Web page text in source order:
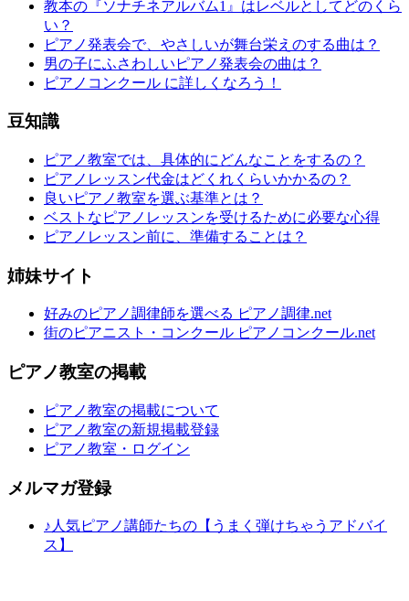
教本の『ソナチネアルバム1』はレベルとしてどのくら
い？
ピアノ発表会で、やさしいが舞台栄えのする曲は？
男の子にふさわしいピアノ発表会の曲は？
ピアノコンクール に詳しくなろう！
豆知識
ピアノ教室では、具体的にどんなことをするの？
ピアノレッスン代金はどくれくらいかかるの？
良いピアノ教室を選ぶ基準とは？
ベストなピアノレッスンを受けるために必要な心得
ピアノレッスン前に、準備することは？
姉妹サイト
好みのピアノ調律師を選べる ピアノ調律.net
街のピアニスト・コンクール ピアノコンクール.net
ピアノ教室の掲載
ピアノ教室の掲載について
ピアノ教室の新規掲載登録
ピアノ教室・ログイン
メルマガ登録
♪人気ピアノ講師たちの【うまく弾けちゃうアドバイ
ス】